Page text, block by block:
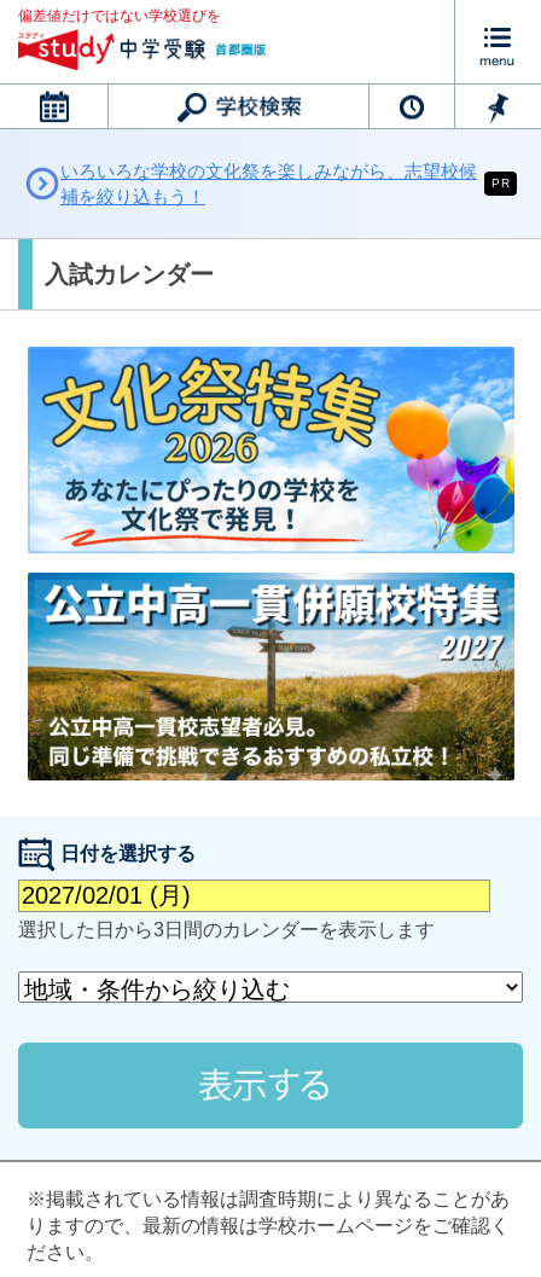
偏差値だけではない学校選びを
カレンダー
最近見た学校
学校閲覧履歴はありません
ブックマークした学校
ブックマークした学校はありません
いろいろな学校の文化祭を楽しみながら、志望校候
補を絞り込もう！
PR
入試カレンダー
日付を選択する
選択した日から3日間のカレンダーを表示します
※掲載されている情報は調査時期により異なることがあ
りますので、最新の情報は学校ホームページをご確認く
ださい。